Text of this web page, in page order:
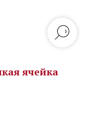
ячейка